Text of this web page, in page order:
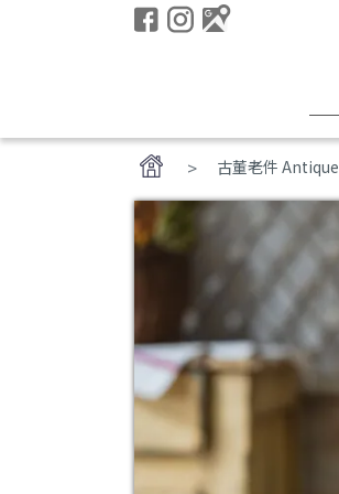
古董老件 Antique